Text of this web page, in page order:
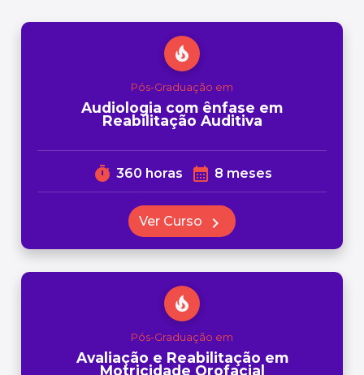
local_fire_department
Pós-Graduação em
Audiologia com ênfase em
Reabilitação Auditiva
timer 360 horas calendar_month 8 meses
Ver Curso chevron_right
local_fire_department
Pós-Graduação em
Avaliação e Reabilitação em
Motricidade Orofacial